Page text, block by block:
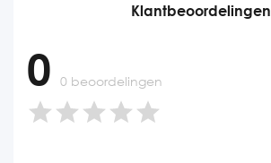
Klantbeoordelingen
0 0 beoordelingen